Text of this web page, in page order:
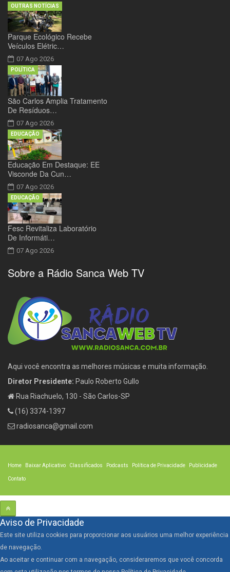
Parque Ecológico Recebe
Veículos Elétric…
07 Ago 2026
OUTRAS NOTÍCIAS
São Carlos Amplia Tratamento
De Resíduos…
07 Ago 2026
POLÍTICA
Educação Em Destaque: EE
Visconde Da Cun…
07 Ago 2026
EDUCAÇÃO
Fesc Revitaliza Laboratório
De Informáti…
07 Ago 2026
EDUCAÇÃO
Sobre a Rádio Sanca Web TV
Aqui você encontra as melhores músicas e muita informação.
Diretor Presidente: Paulo Roberto Gullo
Rua Riachuelo, 130 - São Carlos-SP
(16) 3374-1397
radiosanca@gmail.com
Home Baixar Aplicativo Classificados Podcasts Política de Privacidade Publicidade
Contato
Aviso de Privacidade
Este site utiliza cookies para proporcionar aos usuários uma melhor experiência
de navegação.
Ao aceitar e continuar com a navegação, consideraremos que você concorda